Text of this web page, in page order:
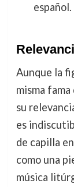
español.
Aunque la
misma
su
es
de capilla
como una
música